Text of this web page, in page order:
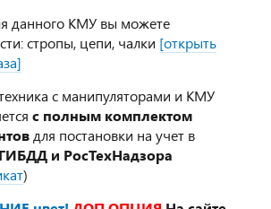
данного КМУ вы можете
стропы, цепи, чалки [открыть
с манипуляторами и КМУ
с полным комплектом
для постановки на учет в
ГИБДД и РосТехНадзора
)